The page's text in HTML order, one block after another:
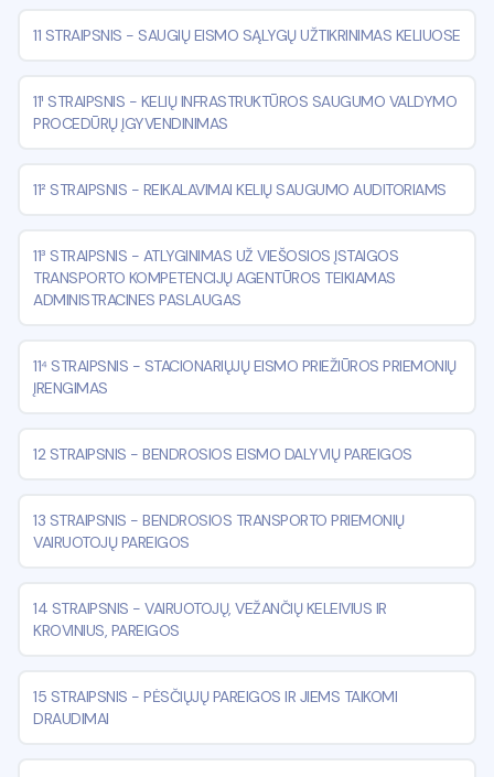
11 STRAIPSNIS - SAUGIŲ EISMO SĄLYGŲ UŽTIKRINIMAS KELIUOSE
11¹ STRAIPSNIS - KELIŲ INFRASTRUKTŪROS SAUGUMO VALDYMO
PROCEDŪRŲ ĮGYVENDINIMAS
11² STRAIPSNIS - REIKALAVIMAI KELIŲ SAUGUMO AUDITORIAMS
11³ STRAIPSNIS - ATLYGINIMAS UŽ VIEŠOSIOS ĮSTAIGOS
TRANSPORTO KOMPETENCIJŲ AGENTŪROS TEIKIAMAS
ADMINISTRACINES PASLAUGAS
11⁴ STRAIPSNIS - STACIONARIŲJŲ EISMO PRIEŽIŪROS PRIEMONIŲ
ĮRENGIMAS
12 STRAIPSNIS - BENDROSIOS EISMO DALYVIŲ PAREIGOS
13 STRAIPSNIS - BENDROSIOS TRANSPORTO PRIEMONIŲ
VAIRUOTOJŲ PAREIGOS
14 STRAIPSNIS - VAIRUOTOJŲ, VEŽANČIŲ KELEIVIUS IR
KROVINIUS, PAREIGOS
15 STRAIPSNIS - PĖSČIŲJŲ PAREIGOS IR JIEMS TAIKOMI
DRAUDIMAI